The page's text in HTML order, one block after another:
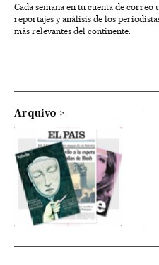
Cada semana en tu cuenta de correo
reportajes y análisis de los
más relevantes del continente.
Arquivo